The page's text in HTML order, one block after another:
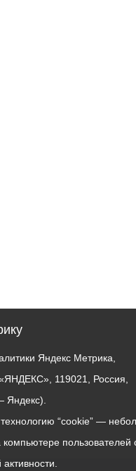
в
так как
объекты сильно
и не
Яндекс Метрика,
119021, Россия,
Яндекс).
“cookie” —
пользователей